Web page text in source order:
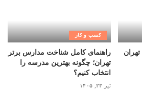
کسب و کار
راهنمای کامل شناخت مدارس برتر
تهران؛ چگونه بهترین مدرسه را
انتخاب کنیم؟
تیر ۲۳, ۱۴۰۵